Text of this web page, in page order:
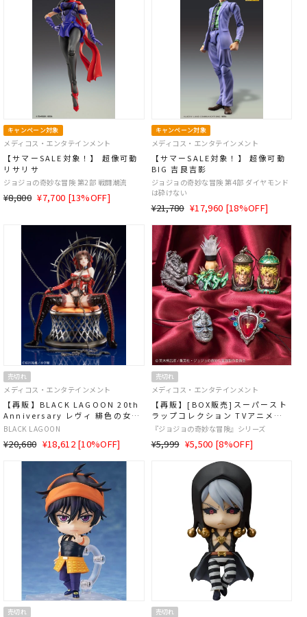
キャンペーン対象
メディコス・エンタテインメント
【サマーSALE対象！】 超像可動
リサリサ
ジョジョの奇妙な冒険 第2部 戦闘潮流
通
¥8,800 SALE
格
¥7,700 [13%OFF]
キャンペーン対象
メディコス・エンタテインメント
【サマーSALE対象！】 超像可動
BIG 吉良吉影
ジョジョの奇妙な冒険 第4部 ダイヤモンド
は砕けない
通
価
格
¥21,780 SALE
¥17,960 [18%OFF]
売切れ
メディコス・エンタテインメント
【再販】BLACK LAGOON 20th
Anniversary レヴィ 緋色の女王
ver. 1/7スケール
BLACK LAGOON
通
¥20,680 SALE
¥18,612 [10%OFF]
売切れ
メディコス・エンタテインメント
【再販】[BOX販売]スーパースト
ラップコレクション TVアニメ
『ジョジョの奇妙な冒険』 -6個入
『ジョジョの奇妙な冒険』シリーズ
通
¥5,999 SALE
¥5,500 [8%OFF]
売切れ 売切れ